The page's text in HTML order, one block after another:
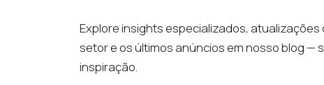
Explore insights especializados,
setor e os últimos anúncios em nosso blog —
inspiração.